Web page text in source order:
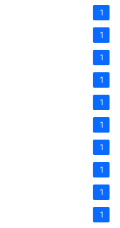
1
1
1
1
1
1
1
1
1
1